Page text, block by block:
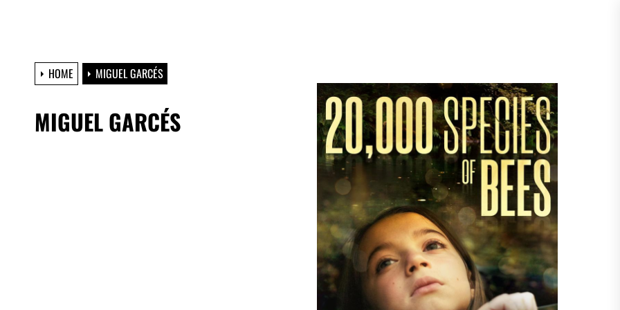
HOME MIGUEL GARCÉS
MIGUEL GARCÉS